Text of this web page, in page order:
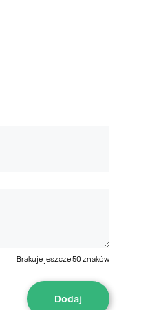
Brakuje jeszcze50 znaków